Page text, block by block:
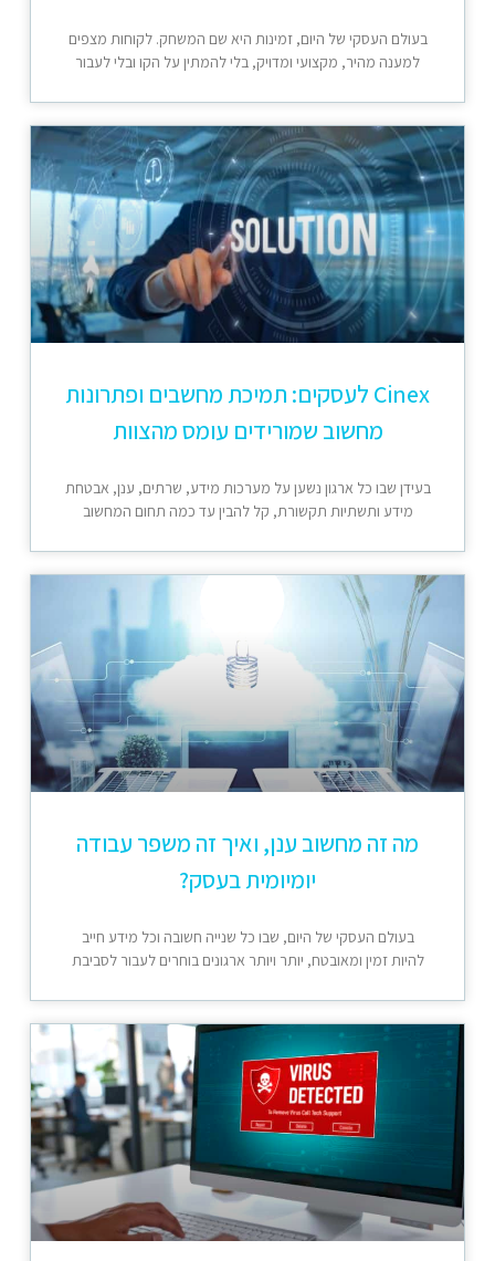
בעולם העסקי של היום, זמינות היא שם המשחק. לקוחות מצפים
למענה מהיר, מקצועי ומדויק, בלי להמתין על הקו ובלי לעבור
Cinex לעסקים: תמיכת מחשבים ופתרונות
מחשוב שמורידים עומס מהצוות
בעידן שבו כל ארגון נשען על מערכות מידע, שרתים, ענן, אבטחת
מידע ותשתיות תקשורת, קל להבין עד כמה תחום המחשוב
מה זה מחשוב ענן, ואיך זה משפר עבודה
יומיומית בעסק?
בעולם העסקי של היום, שבו כל שנייה חשובה וכל מידע חייב
להיות זמין ומאובטח, יותר ויותר ארגונים בוחרים לעבור לסביבת